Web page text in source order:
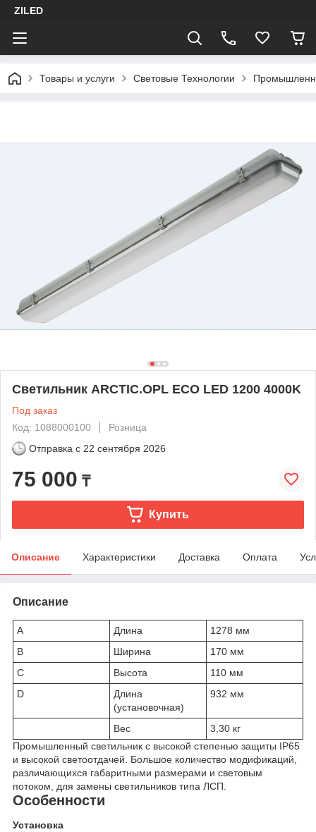
ZILED
Товары и услуги Световые Технологии
Светильник ARCTIC.OPL ECO LED 1200 4000K
Под заказ
Код: 1088000100
Розница
Отправка с 22 сентября 2026
75 000 ₸
Купить
Описание Характеристики Доставка Оплата
Описание
A Длина
1278 мм
B
Ширина
170 мм
C
Высота
110 мм
D
Длина
(установочная)
932 мм
Вес
3,30 кг
Промышленный светильник с высокой степенью защиты IP65
и высокой светоотдачей. Большое количество модификаций,
различающихся габаритными размерами и световым
потоком, для замены светильников типа ЛСП.
Особенности
Установка